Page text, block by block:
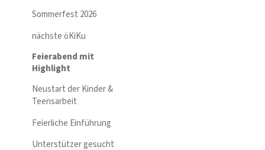
Sommerfest 2026
nächste öKiKu
Feierabend mit
Highlight
Neustart der Kinder &
Teensarbeit
Feierliche Einführung
Unterstützer gesucht